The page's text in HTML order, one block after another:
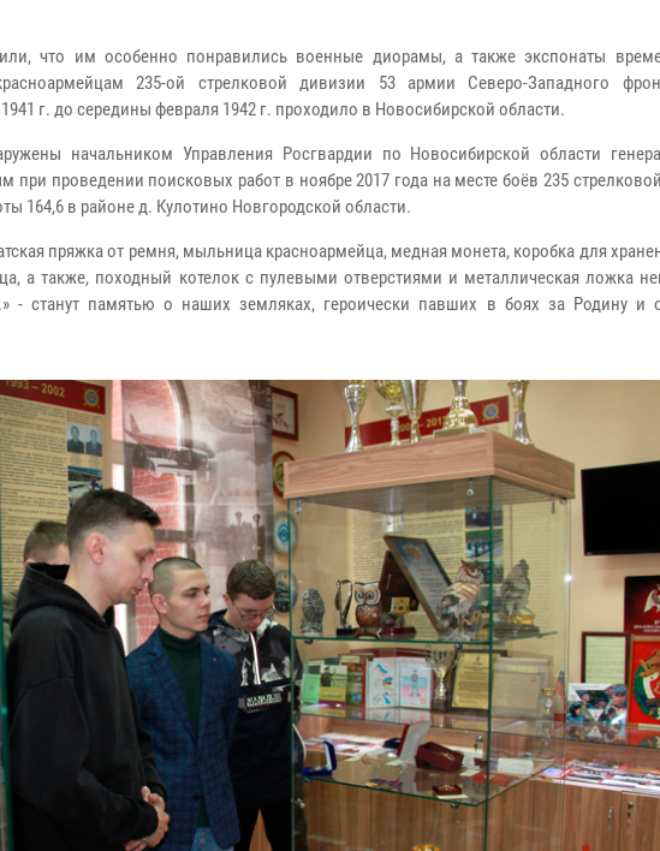
что им особенно понравились военные диорамы, а также экспонаты
235-ой стрелковой дивизии 53 армии Северо-Западного
г. до середины февраля 1942 г. проходило в Новосибирской области.
начальником Управления Росгвардии по Новосибирской области
проведении поисковых работ в ноябре 2017 года на месте боёв 235
164,6 в районе д. Кулотино Новгородской области.
пряжка от ремня, мыльница красноармейца, медная монета, коробка для
а также, походный котелок с пулевыми отверстиями и металлическая ложка
- станут памятью о наших земляках, героически павших в боях за Родину и